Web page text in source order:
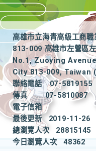
高雄市立海青高級工商職
813-009 高雄市左營區
No.1, Zuoying
City 813-009, Taiwan
聯絡電話
07-5819155
傳真
07-5810087
電子信箱
最後更新
2019-11-26
總瀏覽人次
28815145
今日瀏覽人次
48362